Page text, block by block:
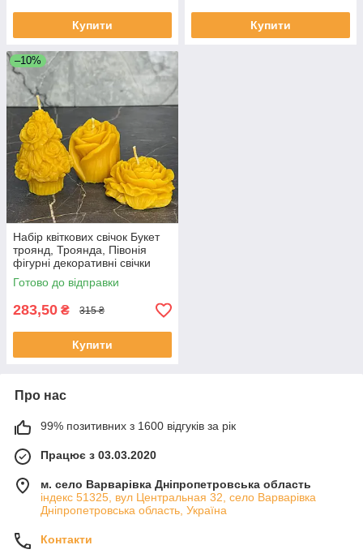
Купити Купити
–10%
Набір квіткових свічок Букет
троянд, Троянда, Півонія
фігурні декоративні свічки
ручної роботи на подарунок
Готово до відправки
283,50 ₴ 315 ₴
Купити
Про нас
99% позитивних з 1600 відгуків за рік
Працює з 03.03.2020
м. село Варварівка Дніпропетровська область
індекс 51325, вул Центральная 32, село Варварівка
Дніпропетровська область, Україна
Контакти